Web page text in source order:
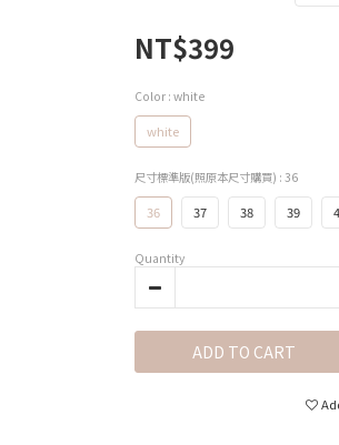
NT$399
Color : white
white
尺寸標準版(照原本尺寸購買) : 36
36 37 38 39
Quantity
ADD TO CART